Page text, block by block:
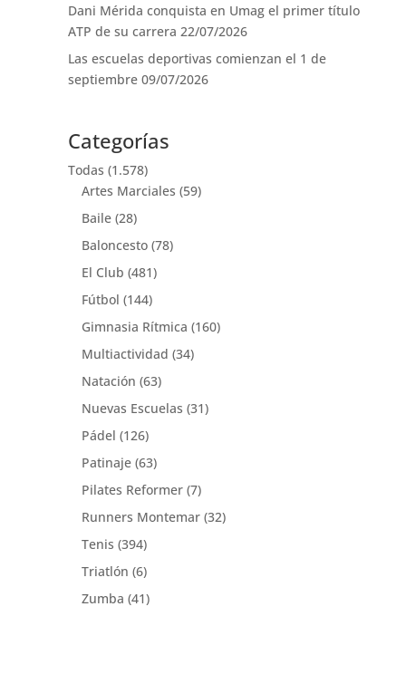
Dani Mérida conquista en Umag el primer título
ATP de su carrera 22/07/2026
Las escuelas deportivas comienzan el 1 de
septiembre 09/07/2026
Categorías
Todas (1.578)
Artes Marciales (59)
Baile(28)
Baloncesto(78)
El Club (481)
Fútbol (144)
Gimnasia Rítmica (160)
Multiactividad (34)
Natación (63)
Nuevas Escuelas (31)
Pádel (126)
Patinaje(63)
Pilates Reformer(7)
Runners Montemar(32)
Tenis (394)
Triatlón (6)
Zumba (41)